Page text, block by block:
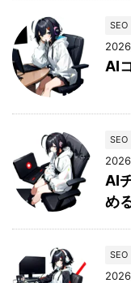
SEO
AI
SEO
AI
め
SEO